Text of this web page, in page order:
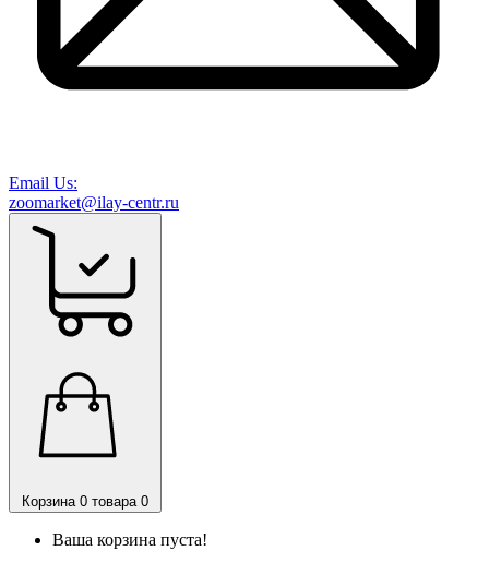
Email Us:
zoomarket@ilay-centr.ru
Корзина 0 товара 0
Ваша корзина пуста!